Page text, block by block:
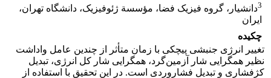
3دانشیار، گروه فیزیک فضا، مؤسسة ژئوفیزیک، دانشگاه تهران،
ایران
چکیده
تغییر انرژی جنبشی پیچکی با زمان متأثر از چندین عامل واداشت
نظیر همگرایی شار آزمین‌گرد، همگرایی شار کل انرژی، تبدیل
کژفشاری و تبدیل فشاروردی است. در این تحقیق با استفاده از